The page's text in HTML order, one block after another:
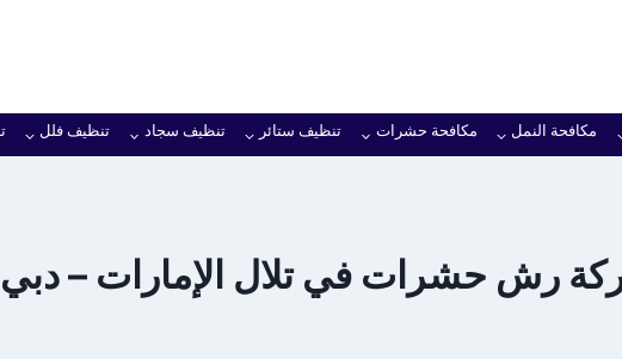
مكافحة النمل مكافحة حشرات تنظيف ستائر تنظيف سجاد تنظيف فلل
رش حشرات في تلال الإمارات – دبي